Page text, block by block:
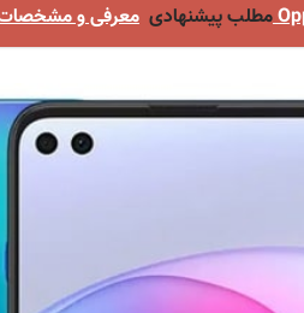
مطلب پیشنهادی